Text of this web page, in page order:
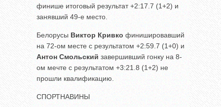
финише итоговый результат +2:17.7 (1+2) и
занявший 49-е место.
Белорусы Виктор Кривко финишировавший
на 72-ом месте с результатом +2:59.7 (1+0) и
Антон Смольский завершивший гонку на 8-
ом мечте с результатом +3:21.8 (1+2) не
прошли квалификацию.
СПОРТНАВИНЫ